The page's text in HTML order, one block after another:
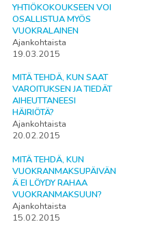
YHTIÖKOKOUKSEEN VOI
OSALLISTUA MYÖS
VUOKRALAINEN
Ajankohtaista
19.03.2015
MITÄ TEHDÄ, KUN SAAT
VAROITUKSEN JA TIEDÄT
AIHEUTTANEESI
HÄIRIÖTÄ?
Ajankohtaista
20.02.2015
MITÄ TEHDÄ, KUN
VUOKRANMAKSUPÄIVÄN
Ä EI LÖYDY RAHAA
VUOKRANMAKSUUN?
Ajankohtaista
15.02.2015